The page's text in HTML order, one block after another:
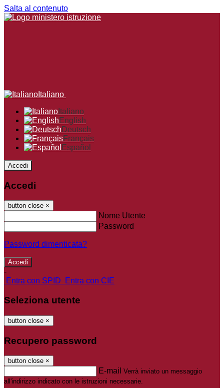
Salta al contenuto
Italiano
Italiano
English
Deutsch
Français
Español
Accedi
Accedi
button close ×
Nome Utente
Password
Password dimenticata?
-
Entra con SPID
Entra con CIE
Seleziona utente
button close ×
Recupero password
button close ×
E-mail Verrà inviato un messaggio
all'indirizzo indicato con le istruzioni necessarie.